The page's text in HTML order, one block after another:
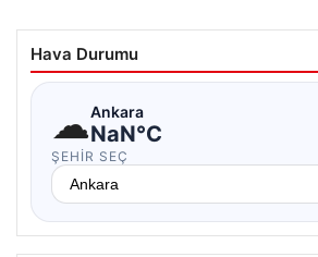
Hava Durumu
☁Ankara
NaN°C
ŞEHIR SEÇ